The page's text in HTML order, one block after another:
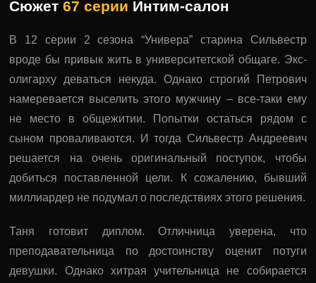
Сюжет67 серии Интим-салон
В 12 серии 2 сезона “Универа” старина Сильвестр
вроде бы привык жить в университетской общаге. Экс-
олигарху деваться некуда. Однако строгий Петрович
намеревается выселить этого мужчину – все-таки ему
не место в общежитии. Попытки остаться рядом с
сыном проваливаются. И тогда Сильвестр Андреевич
решается на очень оригинальный поступок, чтобы
добиться поставленной цели. К сожалению, бывший
миллиардер не подумал о последствиях этого решения.
Таня готовит диплом. Отличница уверена, что
преподавательница по достоинству оценит потуги
девушки. Однако хитрая учительница не собирается